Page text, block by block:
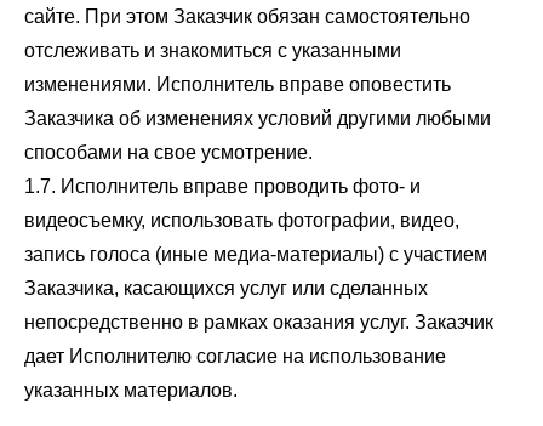
сайте. При этом Заказчик обязан самостоятельно
отслеживать и знакомиться с указанными
изменениями. Исполнитель вправе оповестить
Заказчика об изменениях условий другими любыми
способами на свое усмотрение.
1.7. Исполнитель вправе проводить фото- и
видеосъемку, использовать фотографии, видео,
запись голоса (иные медиа-материалы) с участием
Заказчика, касающихся услуг или сделанных
непосредственно в рамках оказания услуг. Заказчик
дает Исполнителю согласие на использование
указанных материалов.